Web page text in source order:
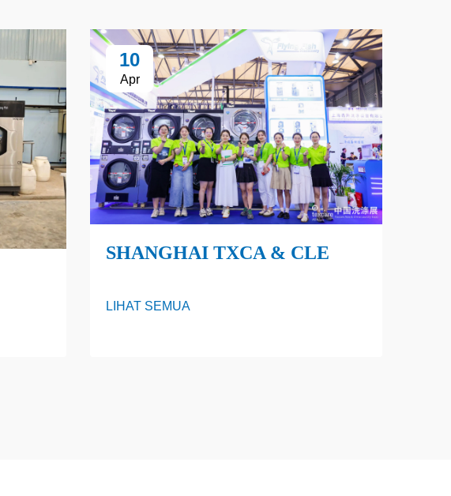
10
Apr
SHANGHAI TXCA & CLE
LIHAT SEMUA